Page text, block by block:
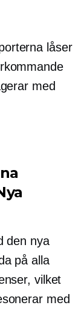
låser
med
den nya
på alla
vilket
med